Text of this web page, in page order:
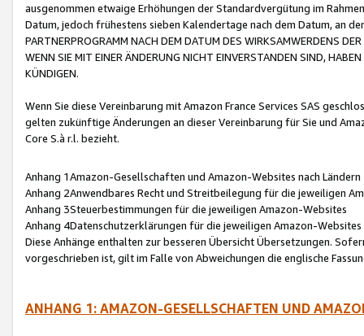
ausgenommen etwaige Erhöhungen der Standardvergütung im
Datum, jedoch frühestens sieben Kalendertage nach dem Datum, an
PARTNERPROGRAMM NACH DEM DATUM DES WIRKSAMWERDENS
WENN SIE MIT EINER ÄNDERUNG NICHT EINVERSTANDEN SIND,
KÜNDIGEN.
Wenn Sie diese Vereinbarung mit Amazon France Services SAS
gelten zukünftige Änderungen an dieser Vereinbarung für Sie und
Core S.à r.l. bezieht.
Anhang 1Amazon-Gesellschaften und Amazon-Websites nach Ländern
Anhang 2Anwendbares Recht und Streitbeilegung für die jeweiligen
Anhang 3Steuerbestimmungen für die jeweiligen Amazon-Websites
Anhang 4Datenschutzerklärungen für die jeweiligen Amazon-Websites
Diese Anhänge enthalten zur besseren Übersicht Übersetzungen.
vorgeschrieben ist, gilt im Falle von Abweichungen die englische
ANHANG 1: AMAZON-GESELLSCHAFTEN UND